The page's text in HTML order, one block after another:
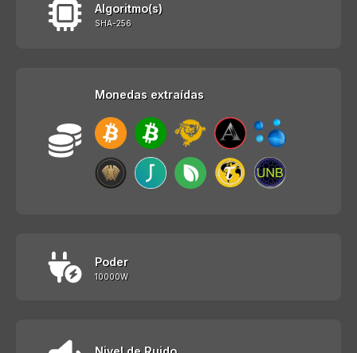
Algoritmo(s)
SHA-256
Monedas extraídas
Poder
10000W